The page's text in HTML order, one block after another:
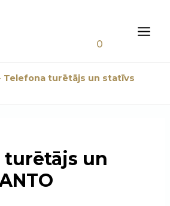
0
Telefona turētājs un statīvs
turētājs un